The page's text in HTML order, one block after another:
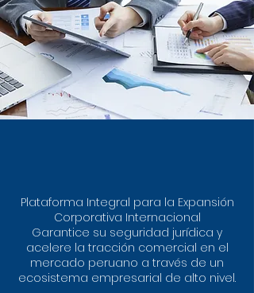
Plataforma Integral para la Expansión
Corporativa Internacional
Garantice su seguridad jurídica y
acelere la tracción comercial en el
mercado peruano a través de un
ecosistema empresarial de alto nivel.